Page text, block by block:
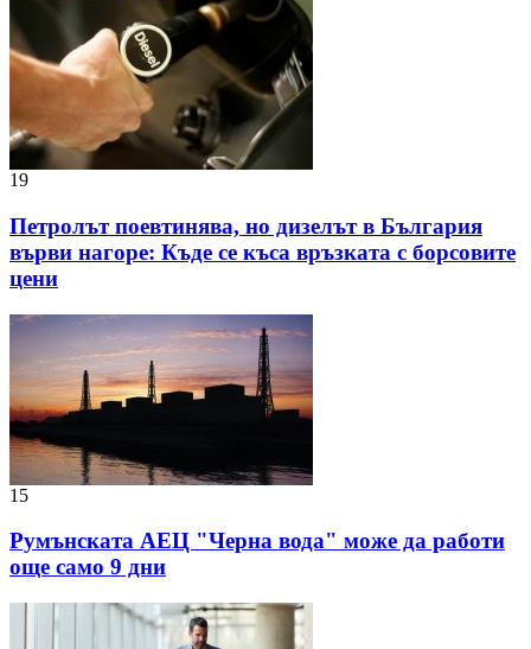
19
Петролът поевтинява, но дизелът в България
върви нагоре: Къде се къса връзката с борсовите
цени
15
Румънската АЕЦ "Черна вода" може да работи
още само 9 дни